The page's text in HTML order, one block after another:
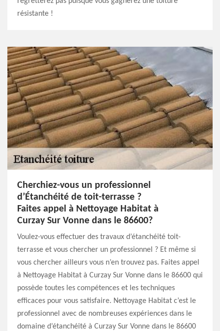
résistante !
Cherchiez-vous un professionnel
d’Étanchéité de toit-terrasse ?
Faites appel à Nettoyage Habitat à
Curzay Sur Vonne dans le 86600?
Voulez-vous effectuer des travaux d’étanchéité toit-
terrasse et vous chercher un professionnel ? Et même si
vous chercher ailleurs vous n’en trouvez pas. Faites appel
à Nettoyage Habitat à Curzay Sur Vonne dans le 86600 qui
possède toutes les compétences et les techniques
efficaces pour vous satisfaire. Nettoyage Habitat c’est le
professionnel avec de nombreuses expériences dans le
domaine d’étanchéité à Curzay Sur Vonne dans le 86600